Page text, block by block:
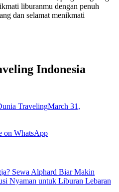
liburanmu dengan penuh
dan selamat menikmati
Indonesia
TravelingMarch 31,
on WhatsAppShare
Sewa Alphard Biar Makin
Nyaman untuk Liburan Lebaran